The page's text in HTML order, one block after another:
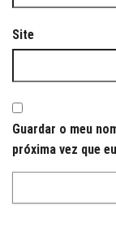
Site
Guardar o meu
próxima vez que